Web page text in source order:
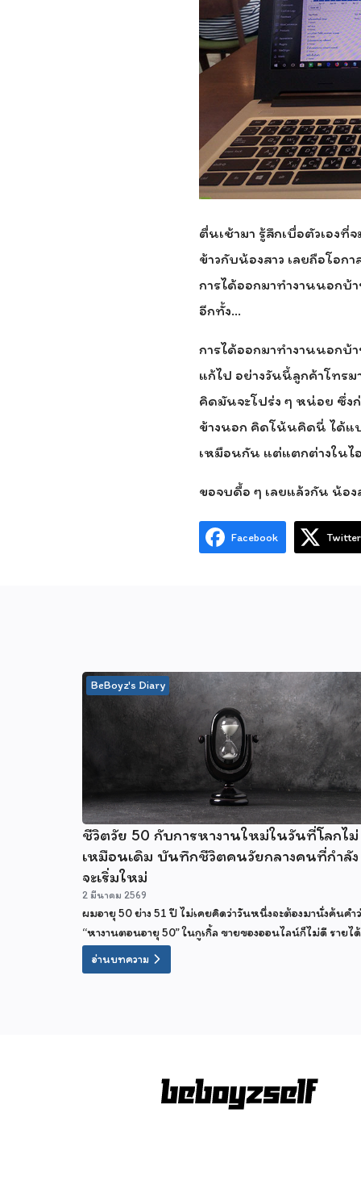
ตื่นเช้ามา รู้สึกเบื่อตัวเอง
ข้าวกับน้องสาว เลยถือโอก
การได้ออกมาทำงานนอก
อีกทั้ง…
การได้ออกมาทำงานนอก
แก้ไป อย่างวันนี้ลูกค้าโทร
คิดมันจะโปร่ง ๆ หน่อย ซึ่ง
ข้างนอก คิดโน้นคิดนี่ ได้แบ
เหมือนกัน แต่แตกต่างในไ
ขอจบดื้อ ๆ เลยแล้วกัน น้อ
Facebook Twitter
BeBoyz's Diary
ชีวิตวัย 50 กับการหางานใหม่ในวันที่โลกไม่
เหมือนเดิม บันทึกชีวิตคนวัยกลางคนที่กำลัง
จะเริ่มใหม่
2 มีนาคม 2569
ผมอายุ 50 ย่าง 51 ปี ไม่เคยคิดว่าวันหนึ่งจะต้องมานั่งค้นคำ
“หางานตอนอายุ 50” ในกูเกิ้ล ขายของออนไลน์ก็ไม่ดี รายได้
หายไปเรื่อย ๆ และตอนนี้กำลังคิดว่าจะไปสมัครงานห้าง หรื
เป็น รปภ ดีไหม
อ่านบทความ